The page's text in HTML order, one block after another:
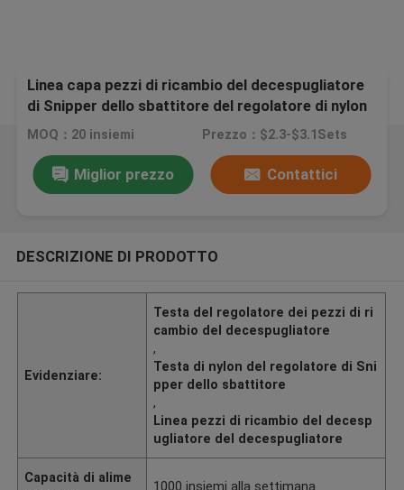
Linea capa pezzi di ricambio del decespugliatore
di Snipper dello sbattitore del regolatore di nylon
del decespugliatore
MOQ：20 insiemi Prezzo：$2.3-$3.1Sets
Miglior prezzo Contattici
DESCRIZIONE DI PRODOTTO
Evidenziare:
Testa del regolatore dei pezzi di ri
cambio del decespugliatore
,
Testa di nylon del regolatore di Sni
pper dello sbattitore
,
Linea pezzi di ricambio del decesp
ugliatore del decespugliatore
Capacità di alime
1000 insiemi alla settimana